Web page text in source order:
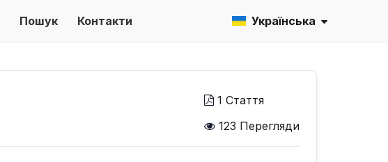
Пошук Контакти Українська
1 Стаття
123 Перегляди